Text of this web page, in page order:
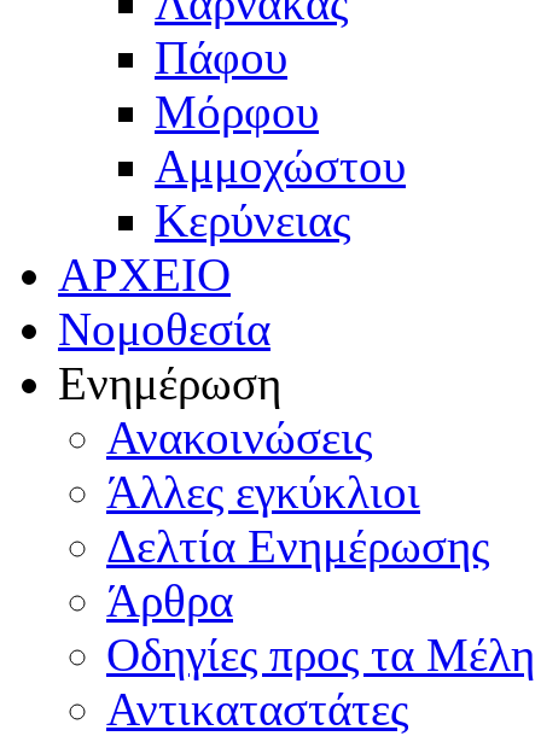
Πάφου
Μόρφου
Αμμοχώστου
Κερύνειας
ΑΡΧΕΙΟ
Νομοθεσία
Ενημέρωση
Ανακοινώσεις
Άλλες εγκύκλιοι
Δελτία Ενημέρωσης
Άρθρα
Οδηγίες προς τα Μέλη
Αντικαταστάτες